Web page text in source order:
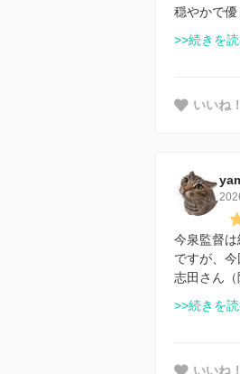
穏やかで
>>続きを
いいね！
今泉監督
ですが、
志田さん
>>続きを
いいね！